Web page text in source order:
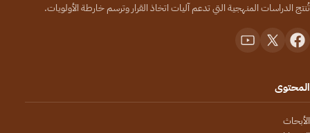
تُنتج الدراسات المنهجية التي تدعم آليات اتخاذ القرار وترسم خارطة الأولويات.
المحتوى
الأبحاث